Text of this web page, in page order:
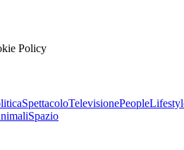
Policy
SpettacoloTelevisionePeople
Spazio